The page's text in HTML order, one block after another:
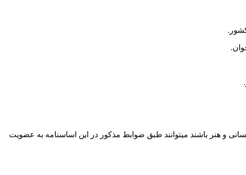
و هنر باشند میتوانند طبق ضوابط مذکور در این اساسنامه به عضویت